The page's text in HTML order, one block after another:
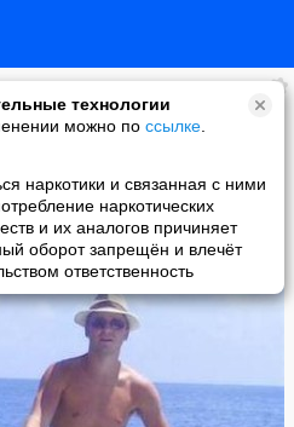
технологии
можно по ссылке
наркотики и связанная с ними
наркотических
и их аналогов причиняет
оборот запрещён и влечёт
ответственность